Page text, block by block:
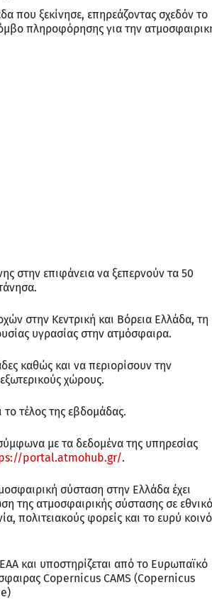
που ξεκίνησε, επηρεάζοντας σχεδόν το
πληροφόρησης για την
στην επιφάνεια να ξεπερνούν τα 50
στην Κεντρική και Βόρεια Ελλάδα, τη
υγρασίας στην ατμόσφαιρα.
καθώς και να περιορίσουν την
χώρους.
το τέλος της εβδομάδας.
με τα δεδομένα της υπηρεσίας
portal.atmohub.gr/.
σύσταση στην Ελλάδα έχει
της ατμοσφαιρικής σύστασης σε εθνικό
πολιτειακούς φορείς και το ευρύ
και υποστηρίζεται από το Ευρωπαϊκό
Copernicus CAMS (Copernicus